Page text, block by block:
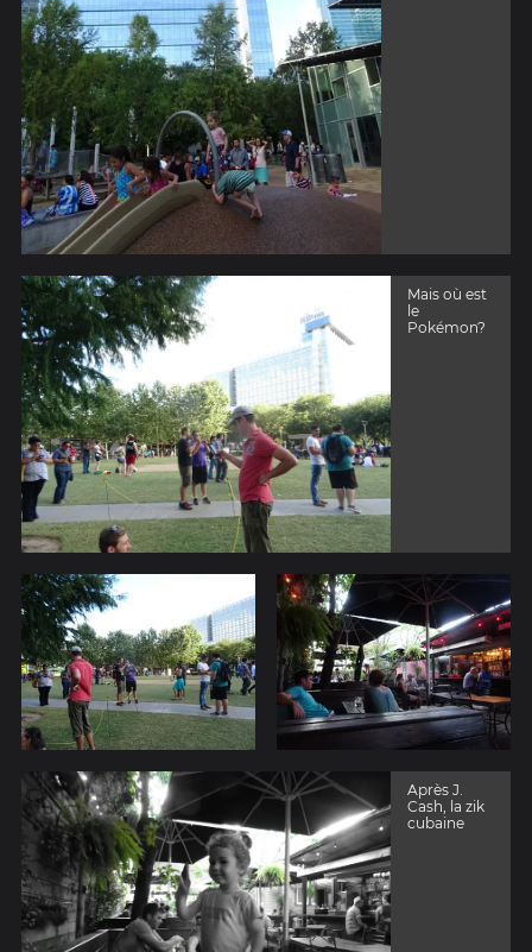
Mais où est
le
Pokémon?
Après J.
Cash, la zik
cubaine